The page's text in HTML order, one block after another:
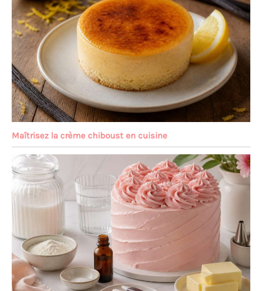
Maîtrisez la crème chiboust en cuisine